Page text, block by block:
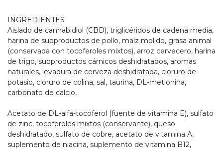
INGREDIENTES
Aislado de cannabidiol (CBD), triglicéridos de cadena media,
harina de subproductos de pollo, maíz molido, grasa animal
(conservada con tocoferoles mixtos), arroz cervecero, harina
de trigo, subproductos cárnicos deshidratados, aromas
naturales, levadura de cerveza deshidratada, cloruro de
potasio, cloruro de colina, sal, taurina, DL-metionina,
carbonato de calcio,
Acetato de DL-alfa-tocoferol (fuente de vitamina E), sulfato
de zinc, tocoferoles mixtos (conservante), queso
deshidratado, sulfato de cobre, acetato de vitamina A,
suplemento de niacina, suplemento de vitamina B12,